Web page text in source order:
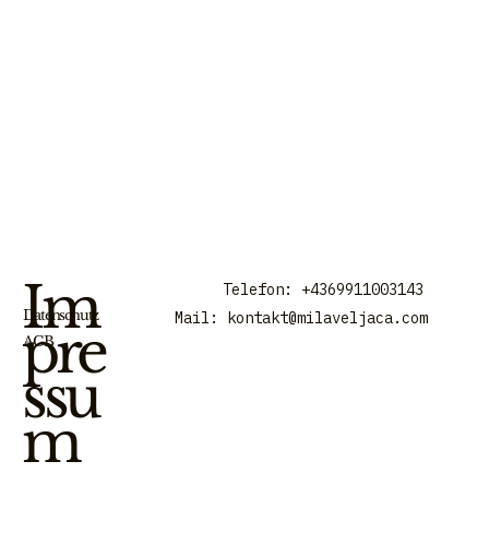
Im
pre
ssu
m
Datenschutz
AGB
Mail: kontakt@milaveljaca.com
Telefon: +4369911003143